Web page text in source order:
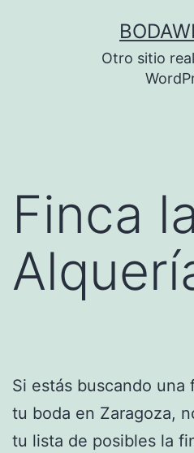
Otro sitio
Finca
Si estás buscando una
tu boda en Zaragoza,
tu lista de posibles la